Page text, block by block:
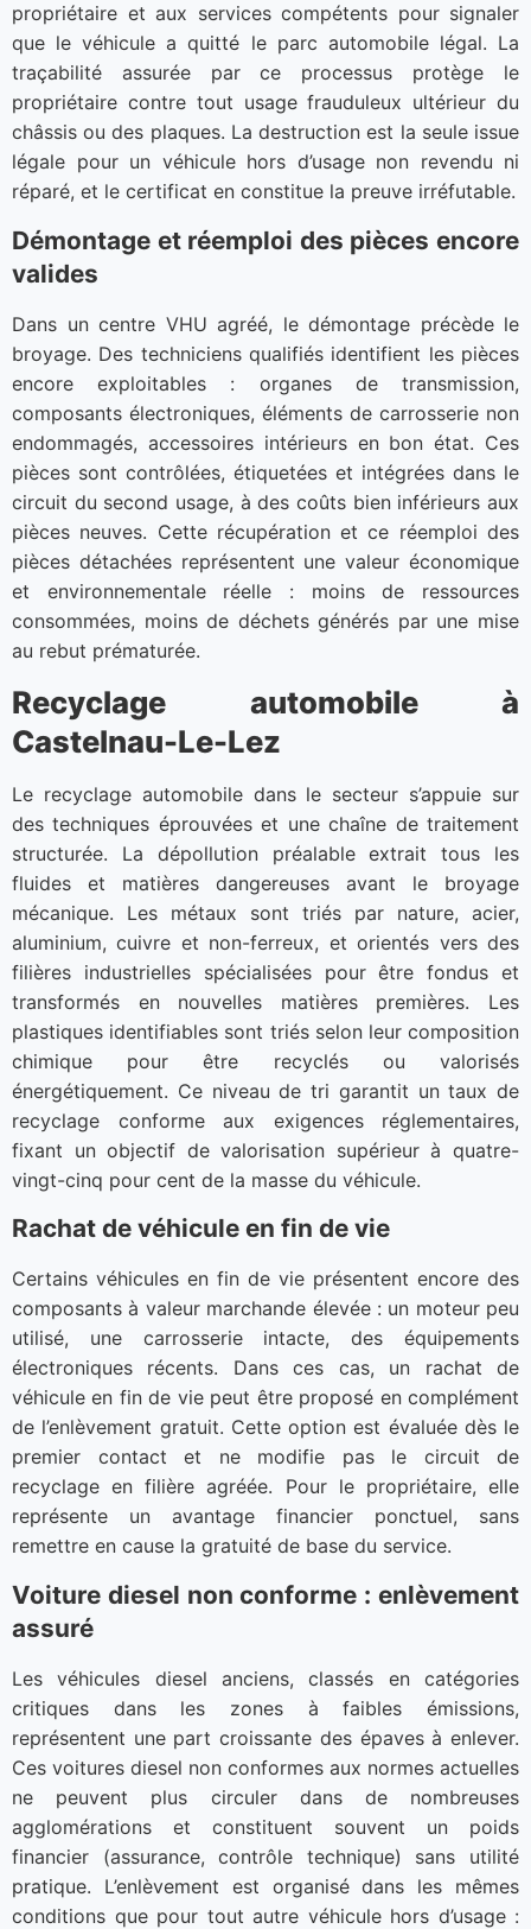
propriétaire et aux services compétents pour signaler
que le véhicule a quitté le parc automobile légal. La
traçabilité assurée par ce processus protège le
propriétaire contre tout usage frauduleux ultérieur du
châssis ou des plaques. La destruction est la seule issue
légale pour un véhicule hors d’usage non revendu ni
réparé, et le certificat en constitue la preuve irréfutable.
Démontage et réemploi des pièces encore
valides
Dans un centre VHU agréé, le démontage précède le
broyage. Des techniciens qualifiés identifient les pièces
encore exploitables : organes de transmission,
composants électroniques, éléments de carrosserie non
endommagés, accessoires intérieurs en bon état. Ces
pièces sont contrôlées, étiquetées et intégrées dans le
circuit du second usage, à des coûts bien inférieurs aux
pièces neuves. Cette récupération et ce réemploi des
pièces détachées représentent une valeur économique
et environnementale réelle : moins de ressources
consommées, moins de déchets générés par une mise
au rebut prématurée.
Recyclage automobile à
Castelnau-Le-Lez
Le recyclage automobile dans le secteur s’appuie sur
des techniques éprouvées et une chaîne de traitement
structurée. La dépollution préalable extrait tous les
fluides et matières dangereuses avant le broyage
mécanique. Les métaux sont triés par nature, acier,
aluminium, cuivre et non-ferreux, et orientés vers des
filières industrielles spécialisées pour être fondus et
transformés en nouvelles matières premières. Les
plastiques identifiables sont triés selon leur composition
chimique pour être recyclés ou valorisés
énergétiquement. Ce niveau de tri garantit un taux de
recyclage conforme aux exigences réglementaires,
fixant un objectif de valorisation supérieur à quatre-
vingt-cinq pour cent de la masse du véhicule.
Rachat de véhicule en fin de vie
Certains véhicules en fin de vie présentent encore des
composants à valeur marchande élevée : un moteur peu
utilisé, une carrosserie intacte, des équipements
électroniques récents. Dans ces cas, un rachat de
véhicule en fin de vie peut être proposé en complément
de l’enlèvement gratuit. Cette option est évaluée dès le
premier contact et ne modifie pas le circuit de
recyclage en filière agréée. Pour le propriétaire, elle
représente un avantage financier ponctuel, sans
remettre en cause la gratuité de base du service.
Voiture diesel non conforme : enlèvement
assuré
Les véhicules diesel anciens, classés en catégories
critiques dans les zones à faibles émissions,
représentent une part croissante des épaves à enlever.
Ces voitures diesel non conformes aux normes actuelles
ne peuvent plus circuler dans de nombreuses
agglomérations et constituent souvent un poids
financier (assurance, contrôle technique) sans utilité
pratique. L’enlèvement est organisé dans les mêmes
conditions que pour tout autre véhicule hors d’usage :